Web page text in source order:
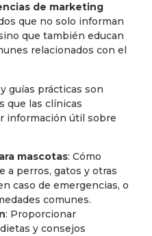
de marketing
que no solo informan
que también educan
relacionados con el
guías prácticas son
que las clínicas
información útil sobre
mascotas: Cómo
a perros, gatos y otras
caso de emergencias, o
comunes.
: Proporcionar
y consejos